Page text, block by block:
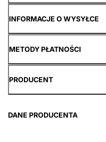
INFORMACJE O WYSYŁCE
METODY PŁATNOŚCI
PRODUCENT
DANE PRODUCENTA